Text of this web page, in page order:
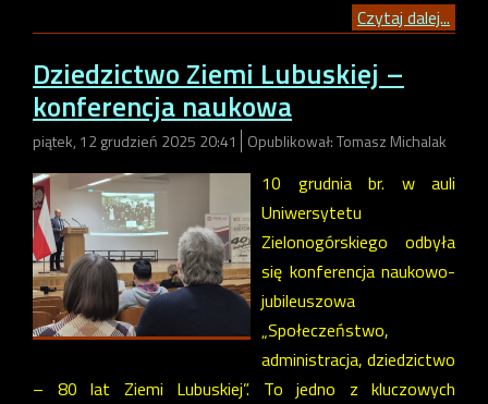
Czytaj dalej...
Dziedzictwo Ziemi Lubuskiej –
konferencja naukowa
piątek, 12 grudzień 2025 20:41 Opublikował: Tomasz Michalak
10 grudnia br. w auli
Uniwersytetu
Zielonogórskiego odbyła
się konferencja naukowo-
jubileuszowa
„Społeczeństwo,
administracja, dziedzictwo
– 80 lat Ziemi Lubuskiej”. To jedno z kluczowych